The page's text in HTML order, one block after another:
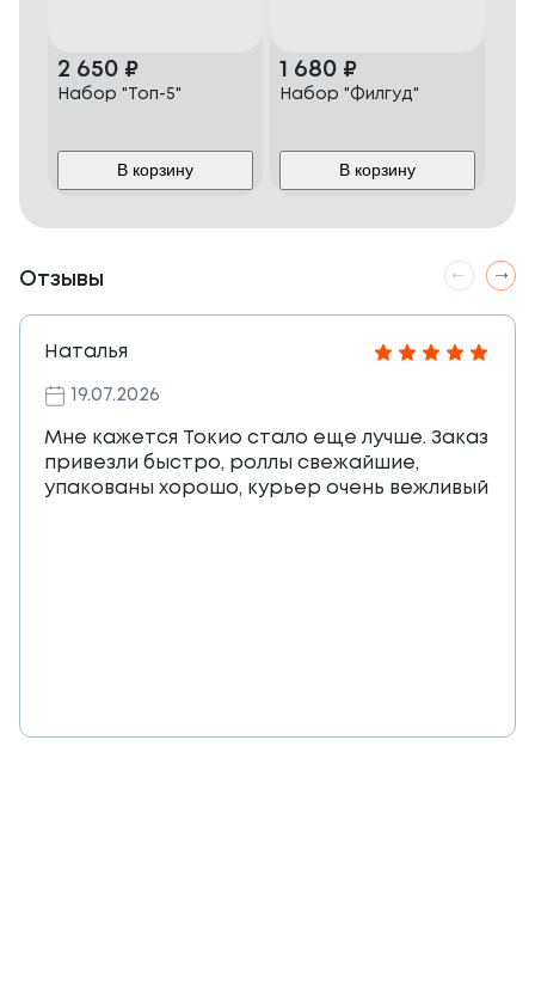
2 650 ₽
Набор "Топ-5"
В корзину
1 680 ₽
Набор "Филгуд"
В корзину
Отзывы
Наталья
19.07.2026
Мне кажется Токио стало еще лучше. Заказ
привезли быстро, роллы свежайшие,
упакованы хорошо, курьер очень вежливый